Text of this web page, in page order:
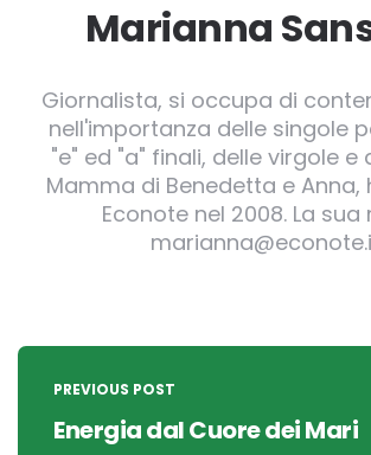
Marianna
Giornalista, si occupa di
nell'importanza delle singole
"e" ed "a" finali, delle virgole e
Mamma di Benedetta e
Econote nel 2008. La sua
Post
navigation
PREVIOUS POST
Energia dal Cuore dei Mari